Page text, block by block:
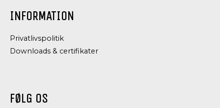
INFORMATION
Privatlivspolitik
Downloads & certifikater
FØLG OS